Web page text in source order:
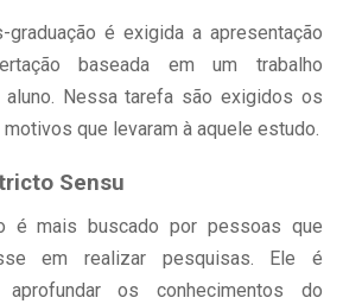
é exigida a apresentação
baseada em um trabalho
Nessa tarefa são exigidos os
que levaram à aquele estudo.
Sensu
é mais buscado por pessoas que
em realizar pesquisas. Ele é
os conhecimentos do